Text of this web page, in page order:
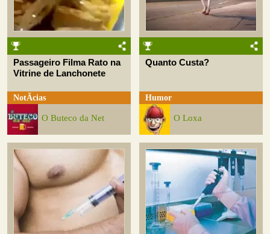
Passageiro Filma Rato na
Vitrine de Lanchonete
NotÃ­cias
O Buteco da Net
Quanto Custa?
Humor
O Loxa